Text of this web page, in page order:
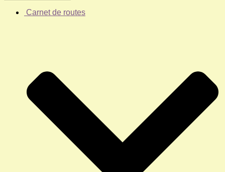
Carnet de routes